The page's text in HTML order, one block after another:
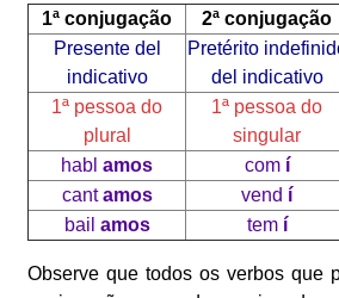
1ª conjugação 2ª conjugação
Presente del
indicativo
Pretérito
del indicativo
1ª pessoa do
plural
1ª pessoa do
singular
hablamos comí
cantamos vend í
bail amos temí
Observe que todos os verbos que